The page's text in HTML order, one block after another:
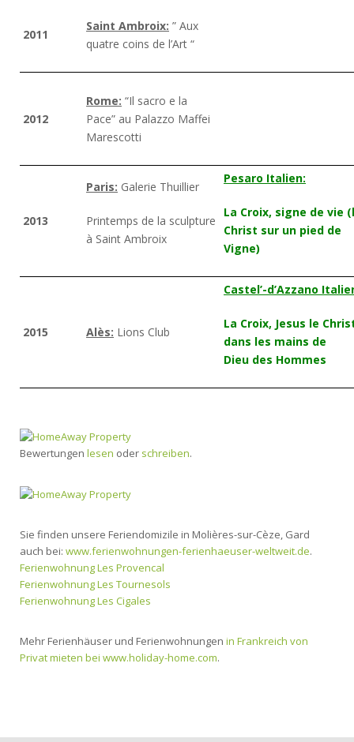
2011
Saint Ambroix: ” Aux
quatre coins de l’Art “
2012
Rome: “Il sacro e la
Pace” au Palazzo Maffei
Marescotti
2013
Paris: Galerie Thuillier
Printemps de la sculpture
à Saint Ambroix
Pesaro Italien:
La Croix, signe de vie
Christ sur un pied de
Vigne)
2015 Alès: Lions Club
Castel’-d’Azzano
La Croix, Jesus le
dans les mains de
Dieu des Hommes
Bewertungen lesen oder schreiben.
Sie finden unsere Feriendomizile in Molières-sur-Cèze, Gard
auch bei: www.ferienwohnungen-ferienhaeuser-weltweit.de.
Ferienwohnung Les Provencal
Ferienwohnung Les Tournesols
Ferienwohnung Les Cigales
Mehr Ferienhäuser und Ferienwohnungen in Frankreich von
Privat mieten bei www.holiday-home.com.